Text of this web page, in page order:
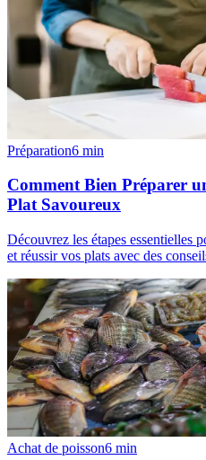
Préparation6 min
Comment Bien Préparer
Plat Savoureux
Découvrez les étapes essentielles
et réussir vos plats avec des
Achat de poisson6 min